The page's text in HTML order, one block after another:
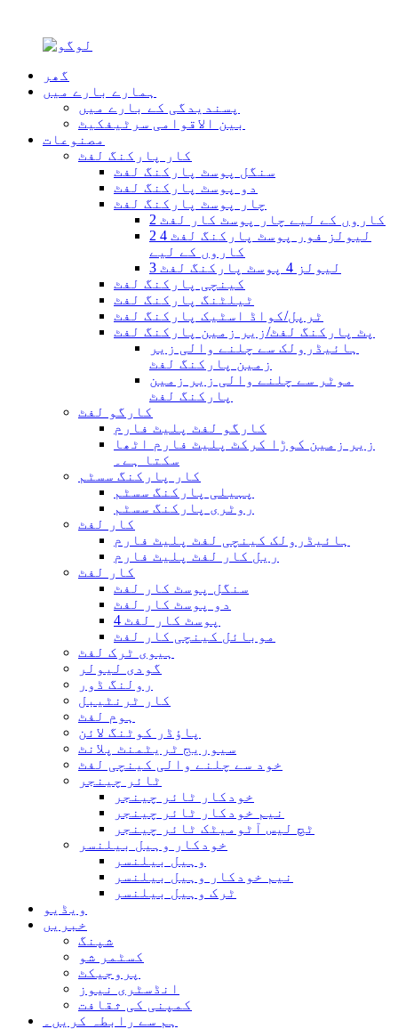
گھر
ہمارے بارے میں
پسندیدگی کے بارے میں
بین الاقوامی سرٹیفکیٹ
مصنوعات
کار پارکنگ لفٹ
سنگل پوسٹ پارکنگ لفٹ
دو پوسٹ پارکنگ لفٹ
چار پوسٹ پارکنگ لفٹ
2 کاروں کے لیے چار پوسٹ کار لفٹ
2 لیولز فور پوسٹ پارکنگ لفٹ 4
کاروں کے لیے
3 لیولز 4 پوسٹ پارکنگ لفٹ
کینچی پارکنگ لفٹ
ٹیلٹنگ پارکنگ لفٹ
ٹرپل/کواڈ اسٹیک پارکنگ لفٹ
پٹ پارکنگ لفٹ/زیر زمین پارکنگ لفٹ
ہائیڈرولک سے چلنے والی زیر
زمین پارکنگ لفٹ
موٹر سے چلنے والی زیر زمین
پارکنگ لفٹ
کارگو لفٹ
کارگو لفٹ پلیٹ فارم
زیر زمین کوڑا کرکٹ پلیٹ فارم اٹھا
سکتا ہے۔
کار پارکنگ سسٹم
پہیلی پارکنگ سسٹم
روٹری پارکنگ سسٹم
کار لفٹ
ہائیڈرولک کینچی لفٹ پلیٹ فارم
ریل کار لفٹ پلیٹ فارم
کار لفٹ
سنگل پوسٹ کار لفٹ
دو پوسٹ کار لفٹ
4 پوسٹ کار لفٹ
موبائل کینچی کار لفٹ
ہیوی ٹرک لفٹ
گودی لیولر
رولنگ ڈور
کار ٹرنٹیبل
ہوم لفٹ
پاؤڈر کوٹنگ لائن
سیوریج ٹریٹمنٹ پلانٹ
خود سے چلنے والی کینچی لفٹ
ٹائر چینجر
خودکار ٹائر چینجر
نیم خودکار ٹائر چینجر
ٹچ لیس آٹومیٹک ٹائر چینجر
خودکار وہیل بیلنسر
وہیل بیلنسر
نیم خودکار وہیل بیلنسر
ٹرک وہیل بیلنسر
ویڈیو
خبریں
شپنگ
کسٹمر شو
پروجیکٹ
انڈسٹری نیوز
کمپنی کی ثقافت
ہم سے رابطہ کریں۔